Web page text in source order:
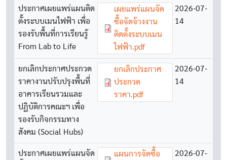
ประกาศเผยแพร่แผนติด
ตั้งระบบเมนไฟฟ้า เพื่อ
รองรับพื้นที่การเรียนรู้
From Lab to Life
Document
เผยแพร่แผนจัด
ซื้อจัดจ้างงาน
ติดตั้งระบบเมน
ไฟฟ้า.pdf
2026-07-
14
ยกเลิกประกาศประกวด
ราคางานปรับปรุงพื้นที่
อาคารเรียนรวมและ
ปฏิบัติการคณะฯ เพื่อ
รองรับกิจกรรมทาง
สังคม (Social Hubs)
Document
ยกเลิกประกาศ
ประกวด
ราคา.pdf
2026-07-
14
ประกาศเผยแพร่แผนจัด
Document
แผนการจัดซื้อ
2026-07-